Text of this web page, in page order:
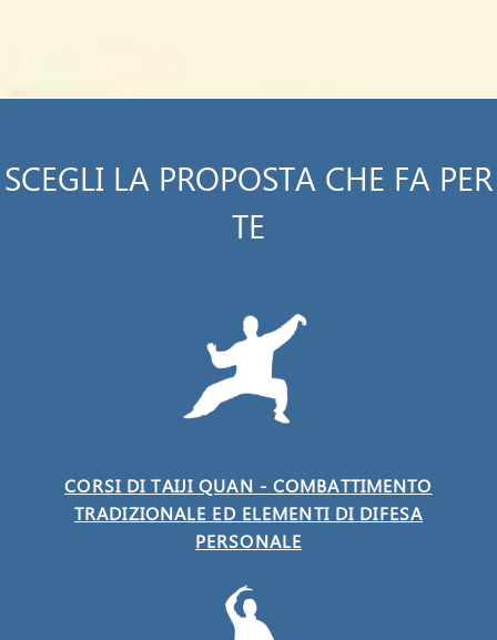
SCEGLI LA PROPOSTA CHE FA PER
TE
CORSI DI TAIJI QUAN - COMBATTIMENTO
TRADIZIONALE ED ELEMENTI DI DIFESA
PERSONALE